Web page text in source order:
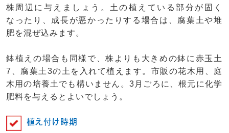
株周辺に与えましょう。土の植えている部分が固く
なったり、成長が悪かったりする場合は、腐葉土や堆
肥を混ぜ込みます。
鉢植えの場合も同様で、株よりも大きめの鉢に赤玉土
7、腐葉土3の土を入れて植えます。市販の花木用、庭
木用の培養土でも構いません。3月ごろに、根元に化学
肥料を与えるとよいでしょう。
植え付け時期